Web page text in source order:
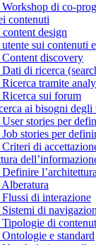
Workshop di co-
contenuti
design
sui contenuti
discovery
di ricerca
tramite
sui forum
ai bisogni degli
stories per
stories per
di
di interazione
di
di
e standard